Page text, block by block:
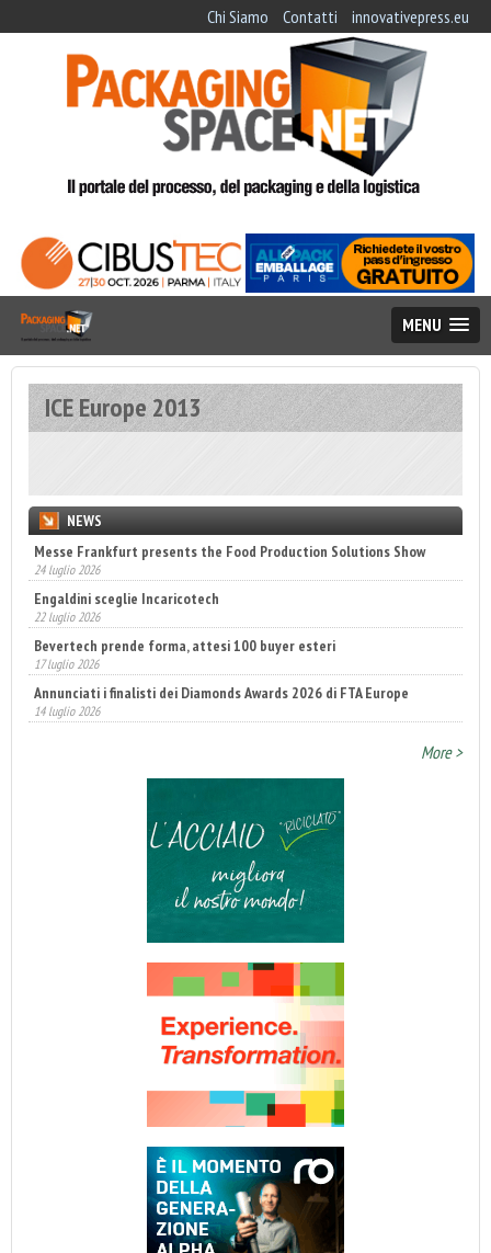
Chi Siamo Contatti innovativepress.eu
MENU
ICE Europe 2013
NEWS
Messe Frankfurt presents the Food Production Solutions Show
24 luglio 2026
Engaldini sceglie Incaricotech
22 luglio 2026
Bevertech prende forma, attesi 100 buyer esteri
17 luglio 2026
Annunciati i finalisti dei Diamonds Awards 2026 di FTA Europe
14 luglio 2026
Fatturato record per l'industria cosmetica in Italia
More >